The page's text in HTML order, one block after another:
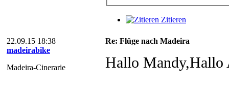
Zitieren
22.09.15 18:38
madeirabike
Madeira-Cinerarie
Re: Flüge nach Madeira
Hallo Mandy,Hallo